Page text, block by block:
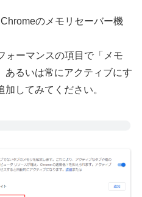
のメモリセーバー機
ォーマンスの項目で「メモ
あるいは常にアクティブにす
してみてください。